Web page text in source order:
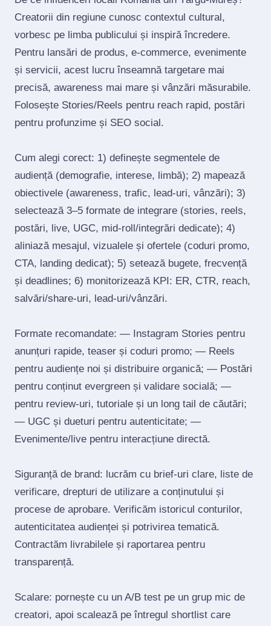
Creatorii din regiune cunosc contextul cultural,
vorbesc pe limba publicului și inspiră încredere.
Pentru lansări de produs, e‑commerce, evenimente
și servicii, acest lucru înseamnă targetare mai
precisă, awareness mai mare și vânzări măsurabile.
Folosește Stories/Reels pentru reach rapid, postări
pentru profunzime și SEO social.
Cum alegi corect: 1) definește segmentele de
audiență (demografie, interese, limbă); 2) mapează
obiectivele (awareness, trafic, lead‑uri, vânzări); 3)
selectează 3–5 formate de integrare (stories, reels,
postări, live, UGC, mid‑roll/integrări dedicate); 4)
aliniază mesajul, vizualele și ofertele (coduri promo,
CTA, landing dedicat); 5) setează bugete, frecvență
și deadlines; 6) monitorizează KPI: ER, CTR, reach,
salvări/share‑uri, lead‑uri/vânzări.
Formate recomandate: — Instagram Stories pentru
anunțuri rapide, teaser și coduri promo; — Reels
pentru audiențe noi și distribuire organică; — Postări
pentru conținut evergreen și validare socială; —
pentru review‑uri, tutoriale și un long tail de căutări;
— UGC și dueturi pentru autenticitate; —
Evenimente/live pentru interacțiune directă.
Siguranță de brand: lucrăm cu brief‑uri clare, liste de
verificare, drepturi de utilizare a conținutului și
procese de aprobare. Verificăm istoricul conturilor,
autenticitatea audienței și potrivirea tematică.
Contractăm livrabilele și raportarea pentru
transparență.
Scalare: pornește cu un A/B test pe un grup mic de
creatori, apoi scalează pe întregul shortlist care